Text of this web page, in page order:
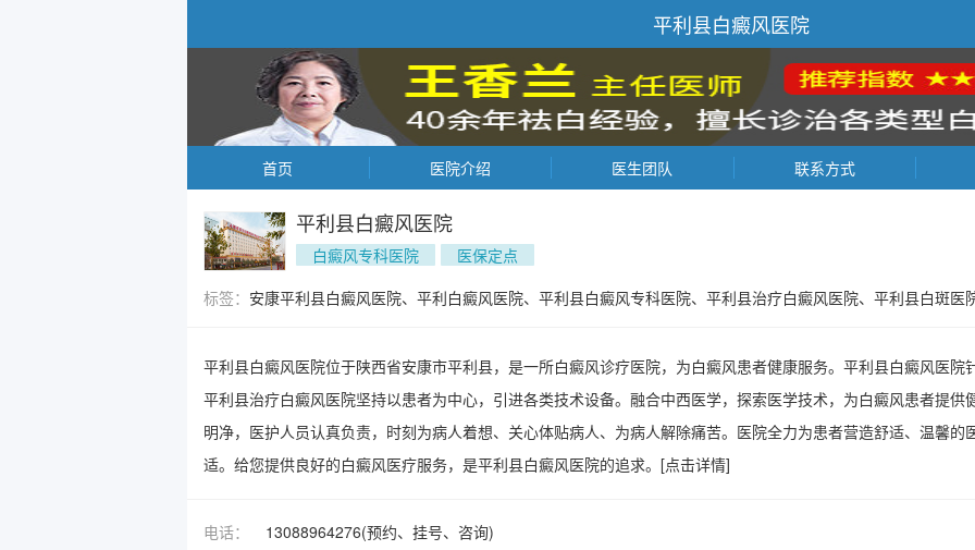
平利县白癜风医院
首页 医院介绍 医生团队 联系方式
平利县白癜风医院
白癜风专科医院
医保定点
标签： 安康平利县白癜风医院、平利白癜风医院、平利县白癜风专科医院、平利县治疗白癜风医院、平利县白斑医
平利县白癜风医院位于陕西省安康市平利县，是一所白癜风诊疗医院，为白癜风患者健康服务。平利县白癜风医
平利县治疗白癜风医院坚持以患者为中心，引进各类技术设备。融合中西医学，探索医学技术，为白癜风患者提
明净，医护人员认真负责，时刻为病人着想、关心体贴病人、为病人解除痛苦。医院全力为患者营造舒适、温馨
适。给您提供良好的白癜风医疗服务，是平利县白癜风医院的追求。 [点击详情]
电话： 13088964276(预约、挂号、咨询)